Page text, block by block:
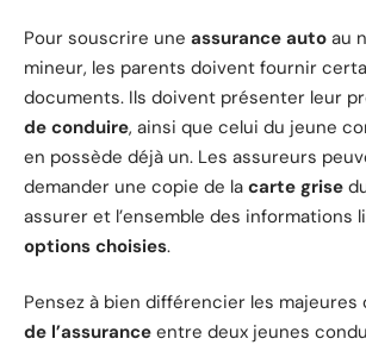
Pour souscrire une assurance auto au
mineur, les parents doivent fournir
documents. Ils doivent présenter leur
de conduire, ainsi que celui du jeune
en possède déjà un. Les assureurs
demander une copie de la carte grise
assurer et l’ensemble des informations
options choisies.
Pensez à bien différencier les majeures
de l’assurance entre deux jeunes